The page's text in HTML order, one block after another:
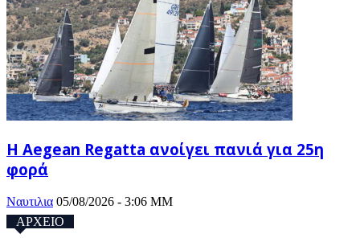
Η Aegean Regatta ανοίγει πανιά για 25η
φορά
Ναυτιλια 05/08/2026 - 3:06 ΜΜ
ΑΡΧΕΙΟ